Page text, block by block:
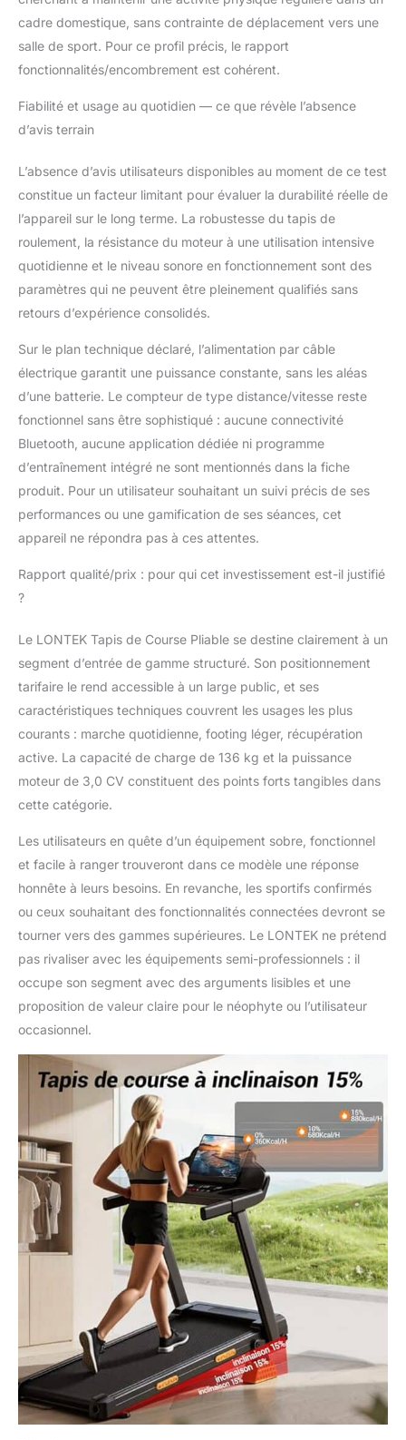
de 8 à 10 ans. Profitez
d’une utilisation
silencieuse,
économique et durable.
pliable】: Ce tapis de
pour économiser de
l’espace. Une fois
déplié, ses dimensions
115 × 59 × 100 cm, et
une fois plié, il ne fait
que 12 cm d’épaisseur,
ce qui lui permet de se
n’importe quel recoin.
d’une capacité
maximale de charge de
136 kg, il convient à des
utilisateurs de toutes
tailles. 【Aucun
tapis de course
motorisé inclinable est
immédiatement prêt à
roulettes intégrées,
chambre ou toute autre
pièce. Son
encombrement réduit
permet une installation
flexible, même dans un
angle, sans sacrifier
d'espace.
cadre domestique, sans contrainte de déplacement vers une
salle de sport. Pour ce profil précis, le rapport
fonctionnalités/encombrement est cohérent.
Fiabilité et usage au quotidien — ce que révèle l’absence
d’avis terrain
L’absence d’avis utilisateurs disponibles au moment de ce test
constitue un facteur limitant pour évaluer la durabilité réelle de
l’appareil sur le long terme. La robustesse du tapis de
roulement, la résistance du moteur à une utilisation intensive
quotidienne et le niveau sonore en fonctionnement sont des
paramètres qui ne peuvent être pleinement qualifiés sans
retours d’expérience consolidés.
Sur le plan technique déclaré, l’alimentation par câble
électrique garantit une puissance constante, sans les aléas
d’une batterie. Le compteur de type distance/vitesse reste
fonctionnel sans être sophistiqué : aucune connectivité
Bluetooth, aucune application dédiée ni programme
d’entraînement intégré ne sont mentionnés dans la fiche
produit. Pour un utilisateur souhaitant un suivi précis de ses
performances ou une gamification de ses séances, cet
appareil ne répondra pas à ces attentes.
Rapport qualité/prix : pour qui cet investissement est-il justifié
?
Le LONTEK Tapis de Course Pliable se destine clairement à un
segment d’entrée de gamme structuré. Son positionnement
tarifaire le rend accessible à un large public, et ses
caractéristiques techniques couvrent les usages les plus
courants : marche quotidienne, footing léger, récupération
active. La capacité de charge de 136 kg et la puissance
moteur de 3,0 CV constituent des points forts tangibles dans
cette catégorie.
Les utilisateurs en quête d’un équipement sobre, fonctionnel
et facile à ranger trouveront dans ce modèle une réponse
honnête à leurs besoins. En revanche, les sportifs confirmés
ou ceux souhaitant des fonctionnalités connectées devront se
tourner vers des gammes supérieures. Le LONTEK ne prétend
pas rivaliser avec les équipements semi-professionnels : il
occupe son segment avec des arguments lisibles et une
proposition de valeur claire pour le néophyte ou l’utilisateur
occasionnel.